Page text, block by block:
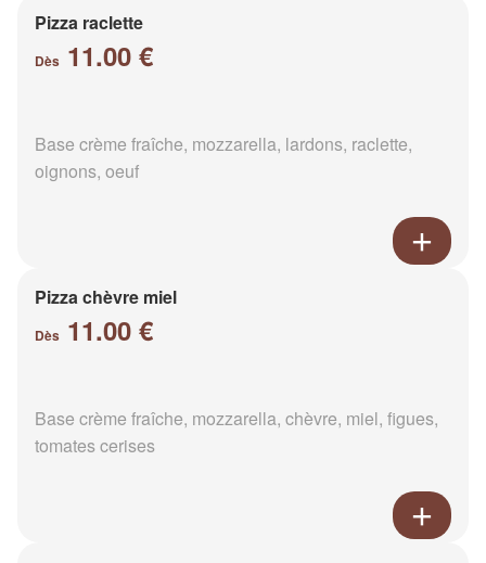
Pizza raclette
Dès 11.00 €
Base crème fraîche, mozzarella, lardons, raclette,
oignons, oeuf
Pizza chèvre miel
Dès 11.00 €
Base crème fraîche, mozzarella, chèvre, miel, figues,
tomates cerises